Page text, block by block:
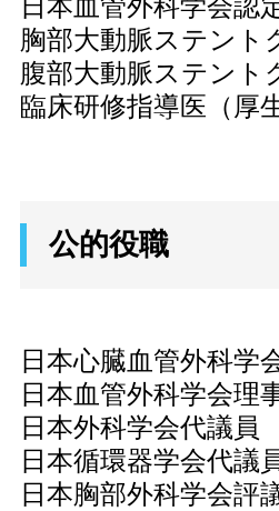
日本血管外科学会認
胸部大動脈ステント
腹部大動脈ステント
臨床研修指導医（厚
公的役職
日本心臓血管外科学
日本血管外科学会理
日本外科学会代議員
日本循環器学会代議
日本胸部外科学会評